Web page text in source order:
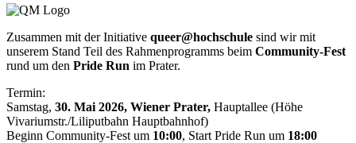
Zusammen mit der Initiative queer@hochschule sind wir mit
unserem Stand Teil des Rahmenprogramms beim Community-Fest
rund um den Pride Run im Prater.
Termin:
Samstag, 30. Mai 2026, Wiener Prater, Hauptallee (Höhe
Vivariumstr./Liliputbahn Hauptbahnhof)
Beginn Community-Fest um 10:00, Start Pride Run um 18:00